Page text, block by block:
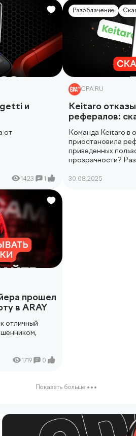
и
от
1423
Разоблачение
CPA.RU
Keitaro
рефералов:
Команда Keitaro в
приостановила
приведенных
прозрачности?
30.08.2025
прошел
в ARAY
отличный
1719 0
Показать больше